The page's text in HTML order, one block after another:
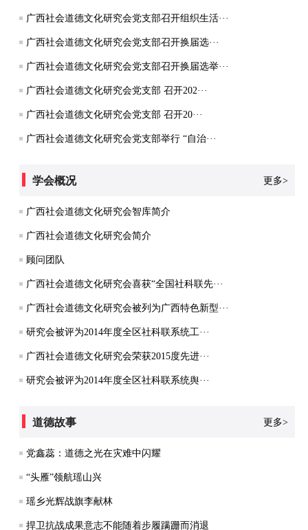
广西社会道德文化研究会党支部召开组织生活···
广西社会道德文化研究会党支部召开换届选···
广西社会道德文化研究会党支部召开换届选举···
广西社会道德文化研究会党支部 召开202···
广西社会道德文化研究会党支部 召开20···
广西社会道德文化研究会党支部举行 “自治···
学会概况 更多>
广西社会道德文化研究会智库简介
广西社会道德文化研究会简介
顾问团队
广西社会道德文化研究会喜获“全国社科联先···
广西社会道德文化研究会被列为广西特色新型···
研究会被评为2014年度全区社科联系统工···
广西社会道德文化研究会荣获2015度先进···
研究会被评为2014年度全区社科联系统舆···
道德故事 更多>
党鑫蕊：道德之光在灾难中闪耀
“头雁”领航瑶山兴
瑶乡光辉战旗李献林
捍卫抗战成果意志不能随着步履蹒跚而消退